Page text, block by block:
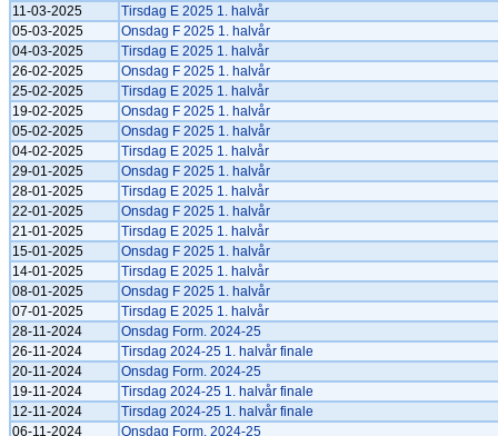
11-03-2025
Tirsdag E 2025 1. halvår
05-03-2025
Onsdag F 2025 1. halvår
04-03-2025
Tirsdag E 2025 1. halvår
26-02-2025
Onsdag F 2025 1. halvår
25-02-2025
Tirsdag E 2025 1. halvår
19-02-2025
Onsdag F 2025 1. halvår
05-02-2025
Onsdag F 2025 1. halvår
04-02-2025
Tirsdag E 2025 1. halvår
29-01-2025
Onsdag F 2025 1. halvår
28-01-2025
Tirsdag E 2025 1. halvår
22-01-2025
Onsdag F 2025 1. halvår
21-01-2025
Tirsdag E 2025 1. halvår
15-01-2025
Onsdag F 2025 1. halvår
14-01-2025
Tirsdag E 2025 1. halvår
08-01-2025
Onsdag F 2025 1. halvår
07-01-2025
Tirsdag E 2025 1. halvår
28-11-2024
Onsdag Form. 2024-25
26-11-2024
Tirsdag 2024-25 1. halvår finale
20-11-2024
Onsdag Form. 2024-25
19-11-2024
Tirsdag 2024-25 1. halvår finale
12-11-2024
Tirsdag 2024-25 1. halvår finale
06-11-2024
Onsdag Form. 2024-25